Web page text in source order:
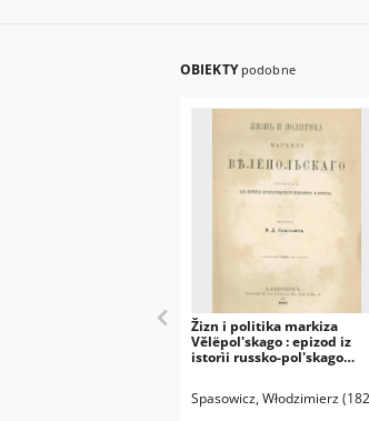
OBIEKTY podobne
Žizn i politika markiza
Vělëpol'skago : epizod iz
istorìi russko-pol'skago
Spasowicz, Włodzimierz